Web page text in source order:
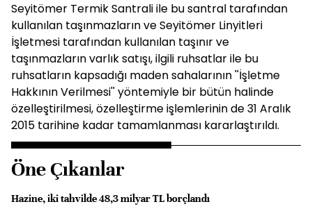
Seyitömer Termik Santrali ile bu santral tarafından
kullanılan taşınmazların ve Seyitömer Linyitleri
İşletmesi tarafından kullanılan taşınır ve
taşınmazların varlık satışı, ilgili ruhsatlar ile bu
ruhsatların kapsadığı maden sahalarının ''İşletme
Hakkının Verilmesi'' yöntemiyle bir bütün halinde
özelleştirilmesi, özelleştirme işlemlerinin de 31 Aralık
2015 tarihine kadar tamamlanması kararlaştırıldı.
Öne Çıkanlar
Hazine, iki tahvilde 48,3 milyar TL borçlandı